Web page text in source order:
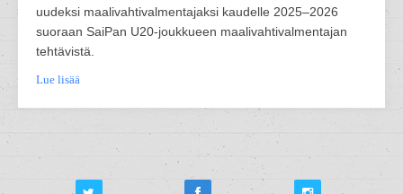
uudeksi maalivahtivalmentajaksi kaudelle 2025–2026
suoraan SaiPan U20-joukkueen maalivahtivalmentajan
tehtävistä.
Lue lisää